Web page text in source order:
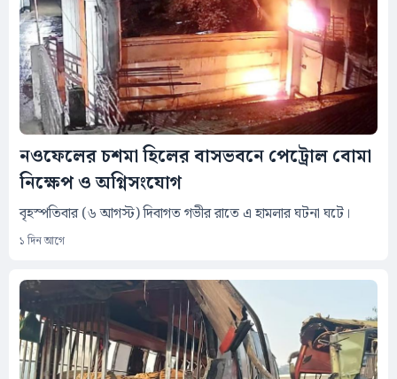
নওফেলের চশমা হিলের বাসভবনে পেট্রোল বোমা
নিক্ষেপ ও অগ্নিসংযোগ
বৃহস্পতিবার (৬ আগস্ট) দিবাগত গভীর রাতে এ হামলার ঘটনা ঘটে।
১ দিন আগে